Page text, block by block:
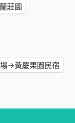
莊園
→黃慶果園民宿